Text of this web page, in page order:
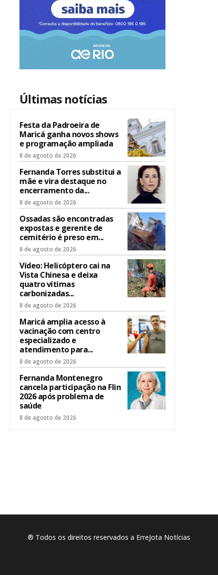
Últimas notícias
Festa da Padroeira de
Maricá ganha novos shows
e programação ampliada
8 de agosto de 2026
Fernanda Torres substitui a
mãe e vira destaque no
encerramento da...
8 de agosto de 2026
Ossadas são encontradas
expostas e gerente de
cemitério é preso em...
8 de agosto de 2026
Vídeo: Helicóptero cai na
Vista Chinesa e deixa
quatro vítimas
carbonizadas...
8 de agosto de 2026
Maricá amplia acesso à
vacinação com centro
especializado e
atendimento para...
8 de agosto de 2026
Fernanda Montenegro
cancela participação na Flin
2026 após problema de
saúde
8 de agosto de 2026
® Todos os direitos reservados a ErreJota Notícias